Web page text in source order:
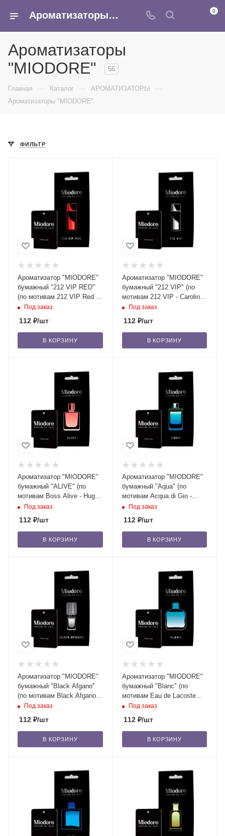
Ароматизаторы "MIODORE" - купить оптом в интернет-магазине Армина 0
Ароматизаторы
"MIODORE"
56
Главная — Каталог — АРОМАТИЗАТОРЫ —
Ароматизаторы "MIODORE"
ФИЛЬТР
Ароматизатор "MIODORE"
бумажный "212 VIP RED"
(по мотивам 212 VIP Red -
Carolina Herrera)/22
Под заказ
112 ₽/шт
В КОРЗИНУ
Ароматизатор "MIODORE"
бумажный "212 VIP" (по
мотивам 212 VIP - Carolina
Herrera)/22
Под заказ
112₽/шт
В КОРЗИНУ
Ароматизатор "MIODORE"
бумажный "ALIVE" (по
мотивам Boss Alive - Hugo
Boss)/22
Под заказ
112 ₽/шт
В КОРЗИНУ
Ароматизатор "MIODORE"
бумажный "Aqua" (по
мотивам Acqua di Gio -
Armani)/22
Под заказ
112₽/шт
В КОРЗИНУ
Ароматизатор "MIODORE"
бумажный "Black Afgano"
(по мотивам Black Afgano -
Nasomatto)/22
Под заказ
112 ₽/шт
В КОРЗИНУ
Ароматизатор "MIODORE"
бумажный "Blanc" (по
мотивам Eau de Lacoste
L.12.12: Blanc - Lacoste)/22
Под заказ
112₽/шт
В КОРЗИНУ